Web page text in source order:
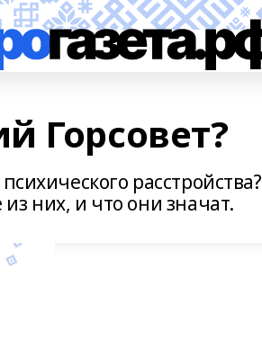
Горсовет?
расстройства?
них, и что они значат.